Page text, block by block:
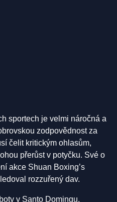
sportech je velmi náročná a
zodpovědnost za
čelit kritickým ohlasům,
přerůst v potyčku. Své o
akce Shuan Boxing’s
rozzuřený dav.
v Santo Domingu,